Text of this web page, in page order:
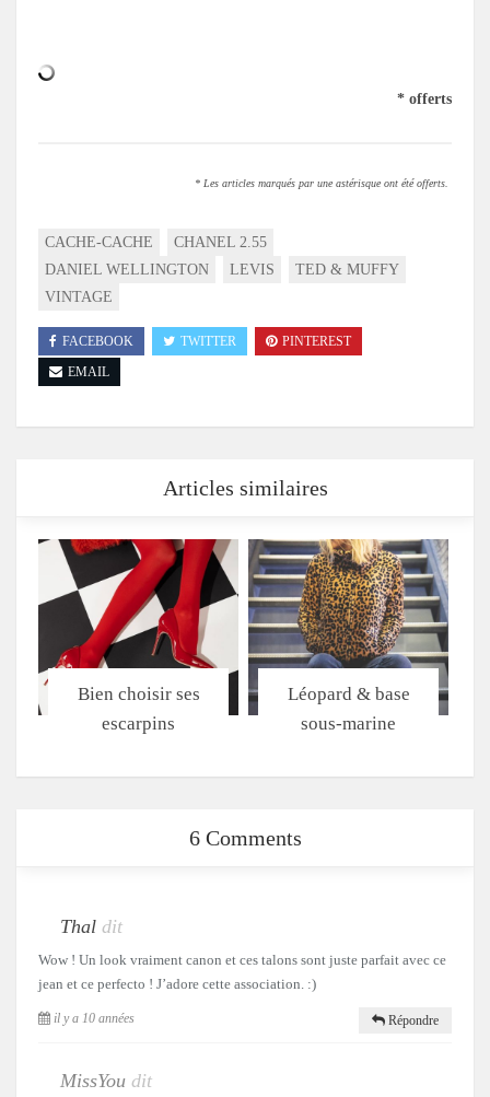
* offerts
* Les articles marqués par une astérisque ont été offerts.
CACHE-CACHE
CHANEL 2.55
DANIEL WELLINGTON
LEVIS
TED & MUFFY
VINTAGE
FACEBOOK TWITTER
PINTEREST
EMAIL
Articles similaires
Bien choisir ses
escarpins
Léopard & base
sous-marine
6 Comments
Thal dit
Wow ! Un look vraiment canon et ces talons sont juste parfait avec ce
jean et ce perfecto ! J’adore cette association. :)
il y a 10 années Répondre
MissYou dit